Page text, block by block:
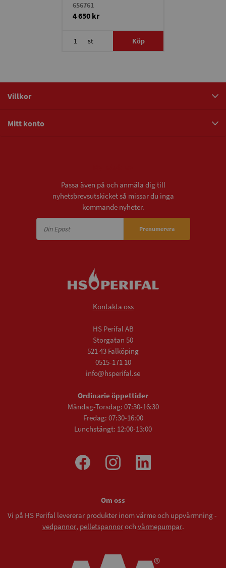
656761
4 650 kr
st Köp
Villkor
Mitt konto
Passa även på och anmäla dig till
nyhetsbrevsutskicket så missar du inga
kommande nyheter.
Prenumerera
Kontakta oss
HS Perifal AB
Storgatan 50
521 43 Falköping
0515-171 10
info@hsperifal.se
Ordinarie öppettider
Måndag-Torsdag: 07:30-16:30
Fredag: 07:30-16:00
Lunchstängt: 12:00-13:00
Om oss
Vi på HS Perifal levererar produkter inom värme och uppvärmning -
vedpannor, pelletspannoroch värmepumpar.